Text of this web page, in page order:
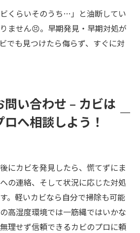
くらいそのうち…」と油断してい
ません😣。早期発見・早期対処が
でも見つけたら侮らず、すぐに対
問い合わせ – カビは
へ相談しよう！
にカビを発見したら、慌てずにま
の連絡、そして状況に応じた対処
。軽いカビなら自分で掃除も可能
高湿度環境では一筋縄ではいかな
理せず信頼できるカビのプロに頼